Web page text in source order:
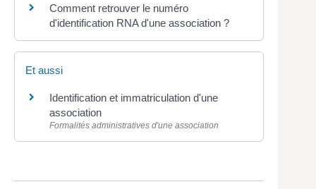
Comment retrouver le numéro
d'identification RNA d'une association ?
Et aussi
Identification et immatriculation d'une
association
Formalités administratives d'une association